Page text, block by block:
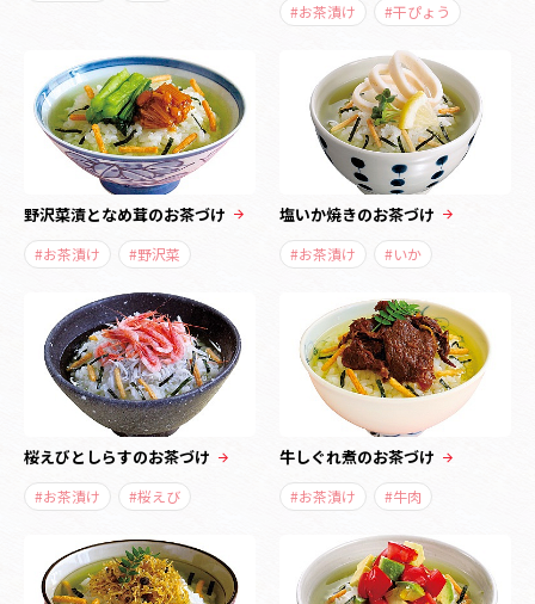
#お茶漬け #干ぴょう
野沢菜漬となめ茸のお茶づけ
#お茶漬け #野沢菜
塩いか焼きのお茶づけ
#お茶漬け #いか
桜えびとしらすのお茶づけ
#お茶漬け #桜えび
牛しぐれ煮のお茶づけ
#お茶漬け #牛肉